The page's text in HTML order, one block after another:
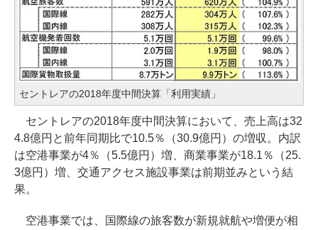
セントレアの2018年度中間決算「利用実績」
セントレアの2018年度中間決算において、売上高は32
4.8億円と前年同期比で10.5％（30.9億円）の増収。内訳
は空港事業が4％（5.5億円）増、商業事業が18.1％（25.
3億円）増、交通アクセス施設事業は前期並みという結
果。
空港事業では、国際線の旅客数が新規就航や増便が相